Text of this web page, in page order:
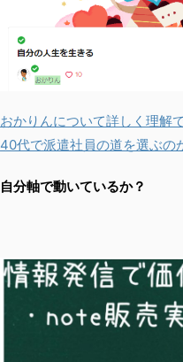
おかりんについて詳しく理解
40代で派遣社員の道を選ぶの
自分軸で動いているか？